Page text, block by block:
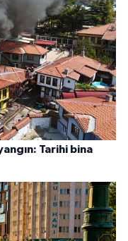
Tarihi bina